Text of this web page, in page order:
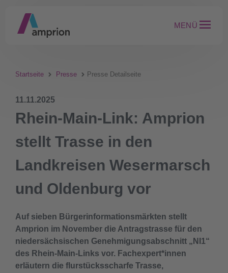
MENÜ
Startseite Presse Presse Detailseite
11.11.2025
Rhein-Main-Link: Amprion
stellt Trasse in den
Landkreisen Wesermarsch
und Oldenburg vor
Auf sieben Bürgerinformationsmärkten stellt
Amprion im November die Antragstrasse für den
niedersächsischen Genehmigungsabschnitt „NI1“
des Rhein-Main-Links vor. Fachexpert*innen
erläutern die flurstücksscharfe Trasse,